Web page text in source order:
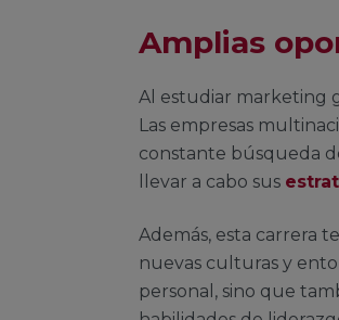
Amplias
Al estudiar marketing
Las empresas
constante búsqueda
llevar a cabo sus
Además, esta carrera
nuevas culturas y
personal, sino que